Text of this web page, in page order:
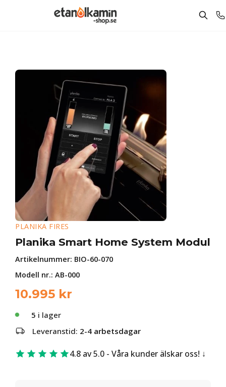
PLANIKA FIRES
Planika Smart Home System Modul
Artikelnummer: BIO-60-070
Modell nr.: AB-000
10.995 kr
5 i lager
Leveranstid: 2-4 arbetsdagar
4.8 av 5.0 - Våra kunder älskar oss!